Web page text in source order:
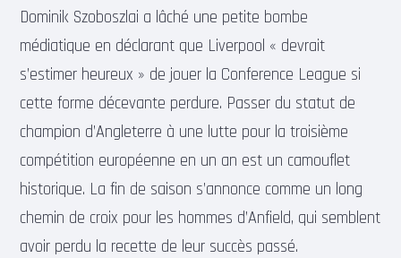
Dominik Szoboszlai a lâché une petite bombe
médiatique en déclarant que Liverpool « devrait
s’estimer heureux » de jouer la Conference League si
cette forme décevante perdure. Passer du statut de
champion d’Angleterre à une lutte pour la troisième
compétition européenne en un an est un camouflet
historique. La fin de saison s’annonce comme un long
chemin de croix pour les hommes d’Anfield, qui semblent
avoir perdu la recette de leur succès passé.